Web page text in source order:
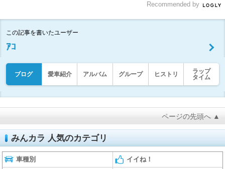
Recommended by
この記事を書いたユーザー
ｱｺ
ブログ 愛車紹介 アルバム グループ ヒストリ
ラップ
タイム
ページの先頭へ ▲
みんカラ 人気のカテゴリ
車種別 イイね！